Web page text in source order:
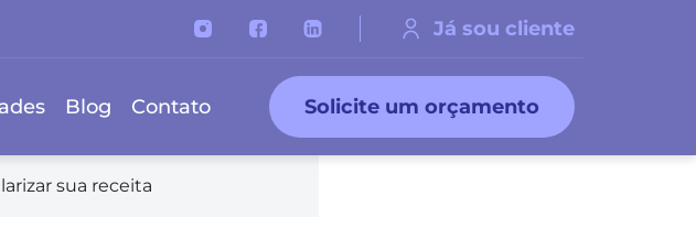
Já sou cliente
Blog Contato Solicite um orçamento
sua receita